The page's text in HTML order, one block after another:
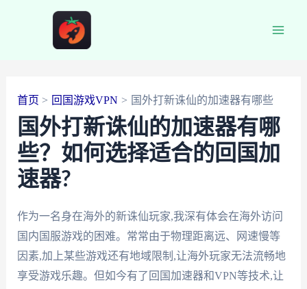
首页 回国游戏VPN 国外打新诛仙的加速器有哪些
国外打新诛仙的加速器有哪
些？如何选择适合的回国加
速器?
作为一名身在海外的新诛仙玩家,我深有体会在海外访问
国内国服游戏的困难。常常由于物理距离远、网速慢等
因素,加上某些游戏还有地域限制,让海外玩家无法流畅地
享受游戏乐趣。但如今有了回国加速器和VPN等技术,让